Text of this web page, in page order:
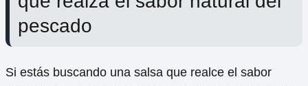
pescado
Si estás buscando una salsa que realce el sabor